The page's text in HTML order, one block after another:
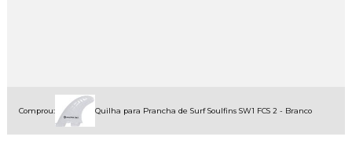
Comprou: Quilha para Prancha de Surf Soulfins SW1 FCS 2 - Branco